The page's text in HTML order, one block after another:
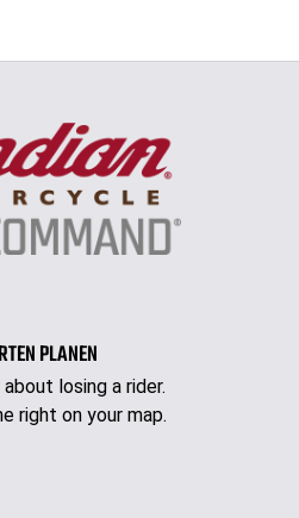
PLANEN
losing a rider.
right on your map.